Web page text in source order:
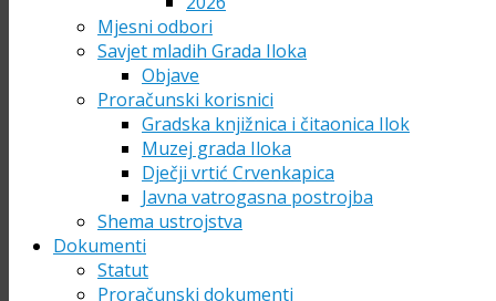
Mjesni odbori
Savjet mladih Grada Iloka
Objave
Proračunski korisnici
Gradska knjižnica i čitaonica Ilok
Muzej grada Iloka
Dječji vrtić Crvenkapica
Javna vatrogasna postrojba
Shema ustrojstva
Dokumenti
Statut
Proračunski dokumenti